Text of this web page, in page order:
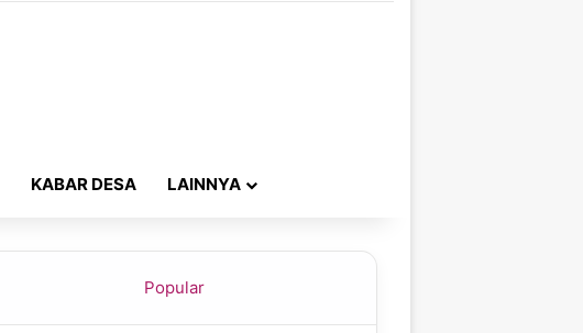
KABAR DESA LAINNYA
Popular